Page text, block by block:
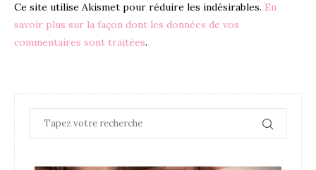
Ce site utilise Akismet pour réduire les indésirables. En
savoir plus sur la façon dont les données de vos
commentaires sont traitées.